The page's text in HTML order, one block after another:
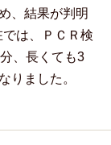
、結果が判明
は、ＰＣＲ検
、長くても3
りました。